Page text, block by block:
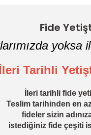
Fide
Tarihli
İleri tarihli fide
Teslim tarihinden en
fideler sizin
istediğiniz fide çeşiti